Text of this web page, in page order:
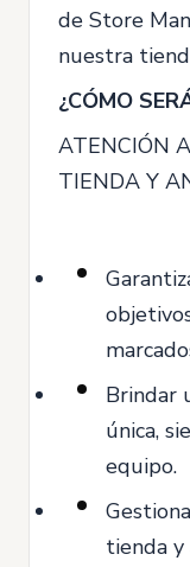
de Store
nuestra
¿CÓMO
ATENCIÓN
TIENDA Y
Brindar
única,
equipo.
tienda y